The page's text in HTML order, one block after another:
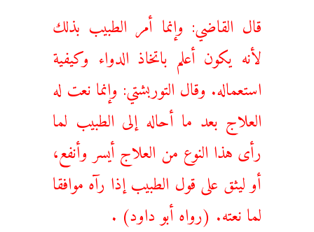
قال القاضي: وإنما أمر الطبيب بذلك
لأنه يكون أعلم باتخاذ الدواء وكيفية
استعماله. وقال التوربشتي: وإنما نعت له
العلاج بعد ما أحاله إلى الطبيب لما
رأى هذا النوع من العلاج أيسر وأنفع،
أو ليثق على قول الطبيب إذا رآه موافقا
لما نعته. (رواه أبو داود) .